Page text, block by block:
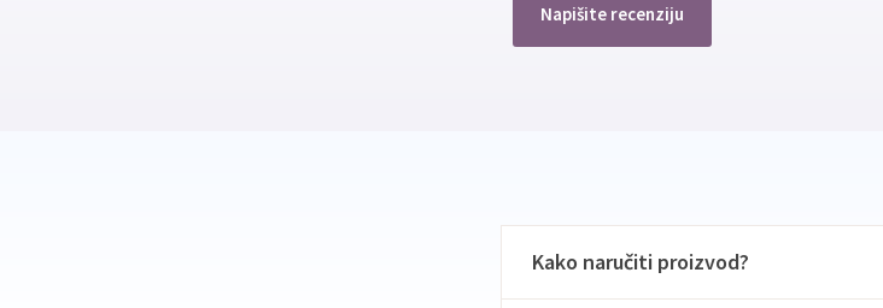
Napišite recenziju
Kako naručiti proizvod?